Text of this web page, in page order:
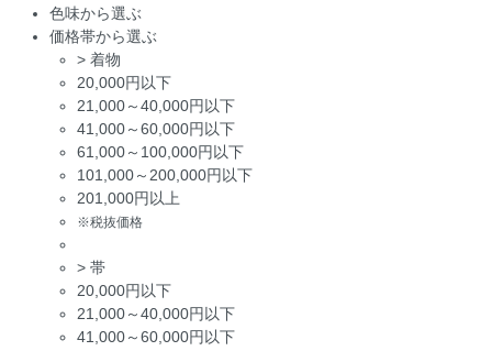
色味から選ぶ
価格帯から選ぶ
> 着物
20,000円以下
21,000～40,000円以下
41,000～60,000円以下
61,000～100,000円以下
101,000～200,000円以下
201,000円以上
※税抜価格
> 帯
20,000円以下
21,000～40,000円以下
41,000～60,000円以下